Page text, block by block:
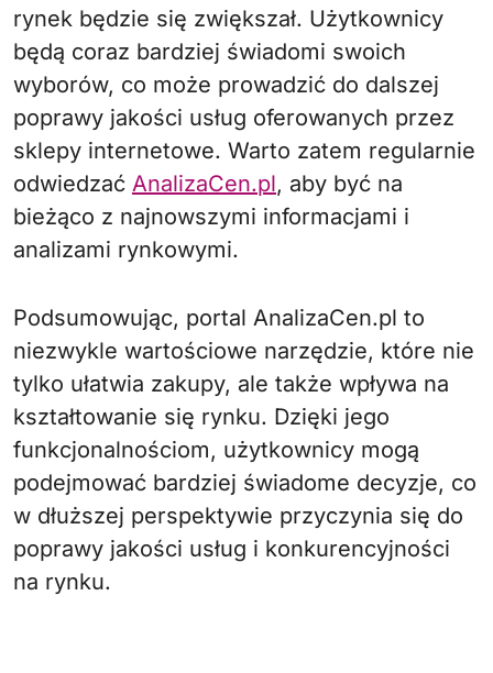
rynek będzie się zwiększał. Użytkownicy
będą coraz bardziej świadomi swoich
wyborów, co może prowadzić do dalszej
poprawy jakości usług oferowanych przez
sklepy internetowe. Warto zatem regularnie
odwiedzać AnalizaCen.pl, aby być na
bieżąco z najnowszymi informacjami i
analizami rynkowymi.
Podsumowując, portal AnalizaCen.pl to
niezwykle wartościowe narzędzie, które nie
tylko ułatwia zakupy, ale także wpływa na
kształtowanie się rynku. Dzięki jego
funkcjonalnościom, użytkownicy mogą
podejmować bardziej świadome decyzje, co
w dłuższej perspektywie przyczynia się do
poprawy jakości usług i konkurencyjności
na rynku.